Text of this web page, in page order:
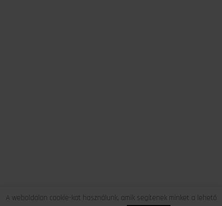
A weboldalon cookie-kat használunk, amik segítenek minket a lehető